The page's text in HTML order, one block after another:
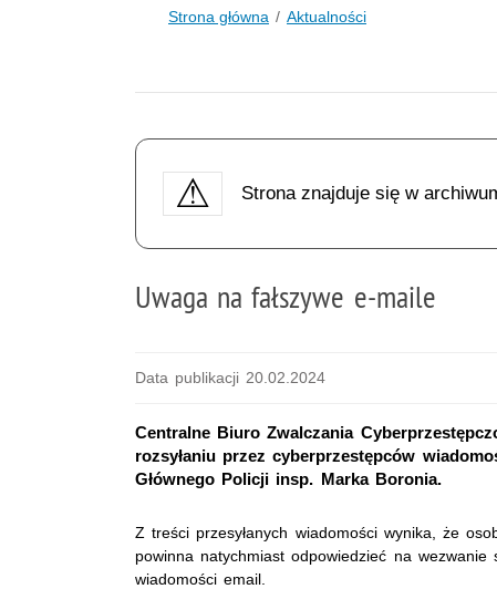
Strona główna Aktualności
Strona znajduje się w
Uwaga na fałszywe e-maile
Data publikacji 20.02.2024
Centralne Biuro Zwalczania
rozsyłaniu przez cyberprzestępców
Głównego Policji insp. Marka Boronia.
Z treści przesyłanych wiadomości wynika, że
powinna natychmiast odpowiedzieć na wezwanie
wiadomości email.